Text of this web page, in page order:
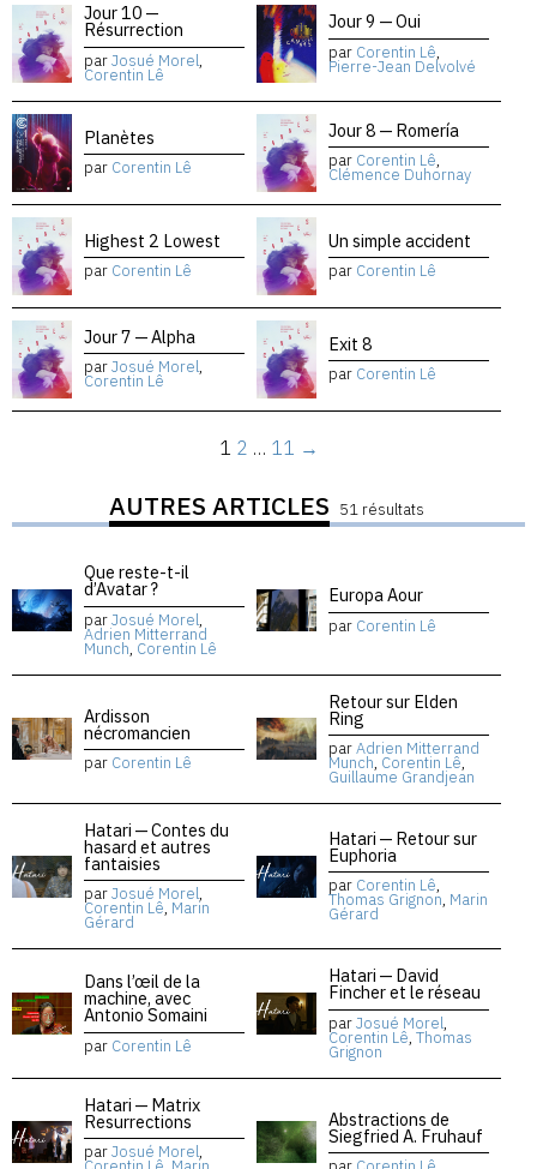
Jour 10 —
Résurrection
parJosué Morel,
Corentin Lê
Jour 9 — Oui
par Corentin Lê,
Pierre-Jean Delvolvé
Planètes
par Corentin Lê
Jour 8 — Romería
par Corentin Lê,
Clémence Duhornay
Highest 2 Lowest
par Corentin Lê
Un simple accident
par Corentin Lê
Jour 7 — Alpha
parJosué Morel,
Corentin Lê
Exit 8
par Corentin Lê
1 2 … 11 →
AUTRES ARTICLES 51 résultats
Que reste-t-il
d’Avatar ?
parJosué Morel,
Adrien Mitterrand
Munch, Corentin Lê
Europa Aour
par Corentin Lê
Ardisson
nécromancien
par Corentin Lê
Retour sur Elden
Ring
parAdrien Mitterrand
Munch, Corentin Lê,
Guillaume Grandjean
Hatari — Contes du
hasard et autres
fantaisies
parJosué Morel,
Corentin Lê, Marin
Gérard
Hatari — Retour sur
Euphoria
par Corentin Lê,
Thomas Grignon, Marin
Gérard
Dans l’œil de la
machine, avec
Antonio Somaini
par Corentin Lê
Hatari — David
Fincher et le réseau
parJosué Morel,
Corentin Lê, Thomas
Grignon
Hatari — Matrix
Resurrections
parJosué Morel,
Abstractions de
Siegfried A. Fruhauf